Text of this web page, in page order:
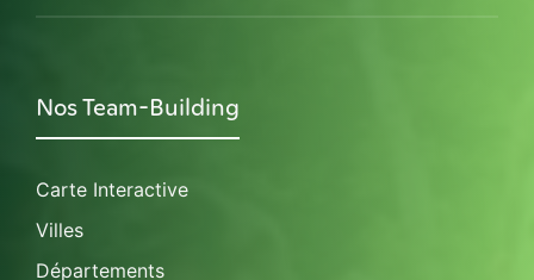
Nos Team-Building
Carte Interactive
Villes
Départements